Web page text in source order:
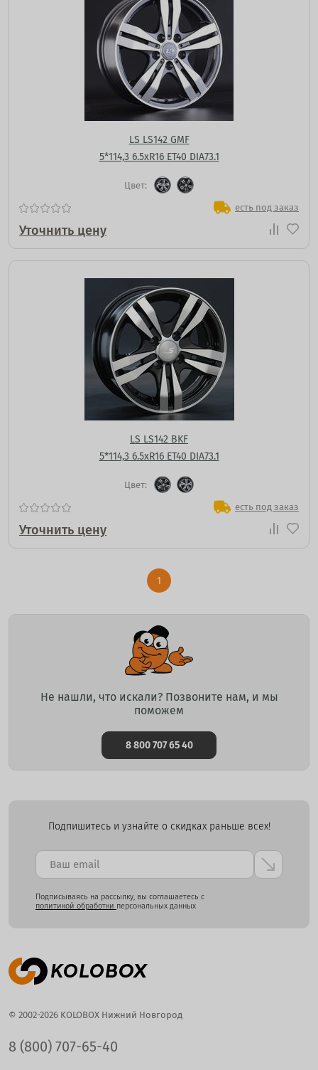
LS LS142 GMF
5*114,3 6.5xR16 ET40 DIA73.1
Цвет:
есть под заказ
Уточнить цену
LS LS142 BKF
5*114,3 6.5xR16 ET40 DIA73.1
Цвет:
есть под заказ
Уточнить цену
1
Не нашли, что искали? Позвоните нам, и мы
поможем
8 800 707 65 40
Подпишитесь и узнайте о скидках раньше всех!
Подписываясь на рассылку, вы соглашаетесь с
политикой обработки персональных данных
© 2002-2026 KOLOBOX Нижний Новгород
8 (800) 707-65-40